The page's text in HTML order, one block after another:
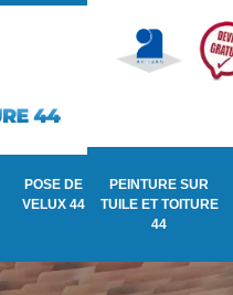
POSE DE
VELUX 44
PEINTURE SUR
TUILE ET TOITURE
44